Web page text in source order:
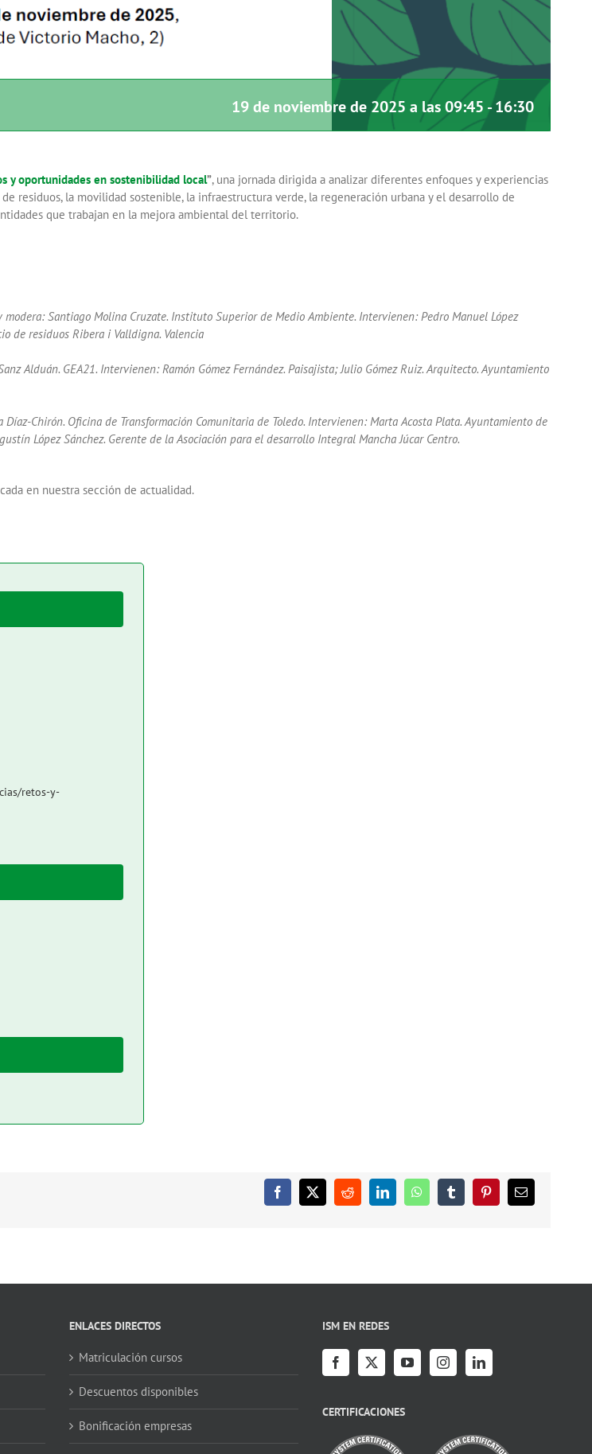
19 de noviembre de 2025 a las 09:45 -16:30
y oportunidades en sostenibilidad local”, una jornada dirigida a analizar diferentes enfoques y experiencias
residuos, la movilidad sostenible, la infraestructura verde, la regeneración urbana y el desarrollo de
que trabajan en la mejora ambiental del territorio.
modera: Santiago Molina Cruzate. Instituto Superior de Medio Ambiente. Intervienen: Pedro Manuel López
de residuos Ribera i Valldigna. Valencia
Alduán. GEA21. Intervienen: Ramón Gómez Fernández. Paisajista; Julio Gómez Ruiz. Arquitecto. Ayuntamiento
Díaz-Chirón. Oficina de Transformación Comunitaria de Toledo. Intervienen: Marta Acosta Plata. Ayuntamiento de
López Sánchez. Gerente de la Asociación para el desarrollo Integral Mancha Júcar Centro.
en nuestra sección de actualidad.
retos-y-
Facebook
X RedditLinkedInWhatsAppTumblrPinterestCorreo
ENLACES DIRECTOS
Matriculación cursos
Descuentos disponibles
Bonificación empresas
ISM EN REDES
CERTIFICACIONES